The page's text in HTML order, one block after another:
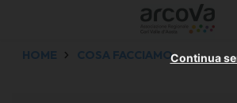
Continua
HOME COSA FACCIAMO